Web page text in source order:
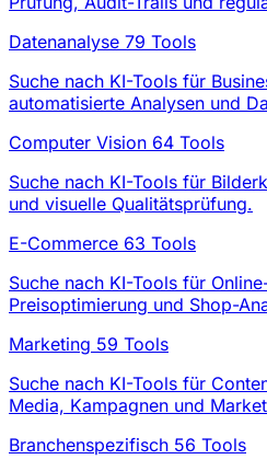
Datenanalyse 79 Tools
Suche nach KI-Tools für
automatisierte Analysen und
Computer Vision 64 Tools
Suche nach KI-Tools für
und visuelle Qualitätsprüfung.
E-Commerce 63 Tools
Suche nach KI-Tools für
Preisoptimierung und Shop-
Marketing 59 Tools
Suche nach KI-Tools für
Media, Kampagnen und
Branchenspezifisch 56 Tools